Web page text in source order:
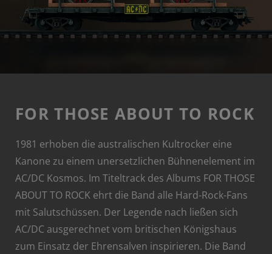
FOR THOSE ABOUT TO ROCK
1981 erhoben die australischen Kultrocker eine
Kanone zu einem unersetzlichen Bühnenelement im
AC/DC Kosmos. Im Titeltrack des Albums FOR THOSE
ABOUT TO ROCK ehrt die Band alle Hard-Rock-Fans
mit Salutschüssen. Der Legende nach ließen sich
AC/DC ausgerechnet vom britischen Königshaus
zum Einsatz der Ehrensalven inspirieren. Die Band